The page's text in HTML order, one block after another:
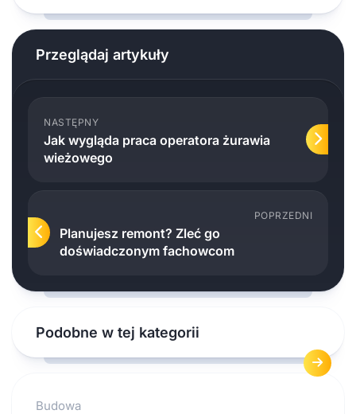
Przeglądaj artykuły
NASTĘPNY
Jak wygląda praca operatora żurawia
wieżowego
POPRZEDNI
Planujesz remont? Zleć go
doświadczonym fachowcom
Podobne w tej kategorii
Budowa